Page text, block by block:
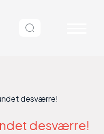
desværre!